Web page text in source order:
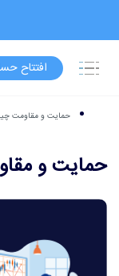
افتتاح
حمایت و مقاومت
حمایت و